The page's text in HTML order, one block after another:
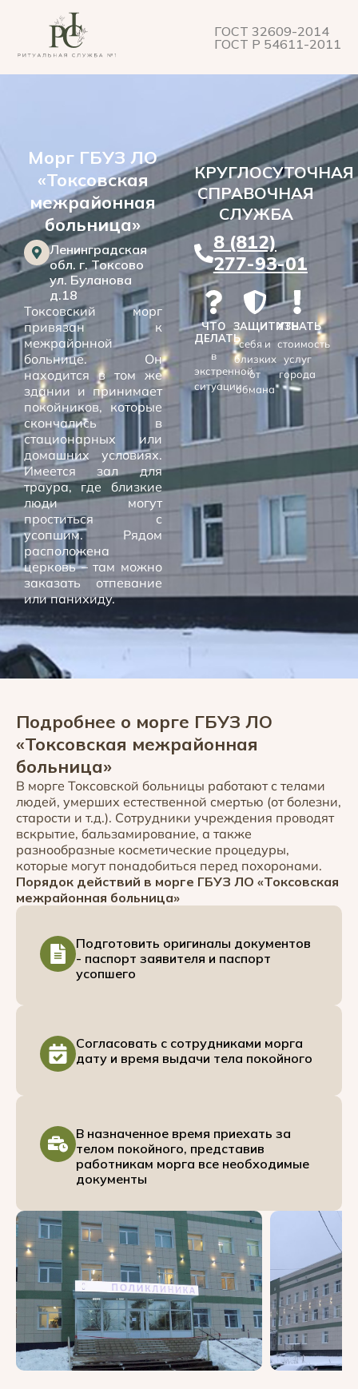
ГОСТ 32609-2014
ГОСТ Р 54611-2011
Морг ГБУЗ ЛО
«Токсовская
межрайонная
больница»
Ленинградская
обл. г. Токсово
ул. Буланова
д.18
Токсовский морг
привязан к
межрайонной
больнице. Он
находится в том же
здании и принимает
покойников, которые
скончались в
стационарных или
домашних условиях.
Имеется зал для
траура, где близкие
люди могут
проститься с
усопшим. Рядом
расположена
церковь – там можно
заказать отпевание
или панихиду.
КРУГЛОСУТОЧНАЯ
СПРАВОЧНАЯ
СЛУЖБА
8 (812)
277-93-01
ЧТО
ДЕЛАТЬ
в
экстренной
ситуации
ЗАЩИТИТЬ
себя и
близких
от
обмана
УЗНАТЬ
стоимость
услуг
города
Подробнее о морге ГБУЗ ЛО
«Токсовская межрайонная
больница»
В морге Токсовской больницы работают с телами
людей, умерших естественной смертью (от болезни,
старости и т.д.). Сотрудники учреждения проводят
вскрытие, бальзамирование, а также
разнообразные косметические процедуры,
которые могут понадобиться перед похоронами.
Порядок действий в морге ГБУЗ ЛО «Токсовская
межрайонная больница»
Подготовить оригиналы документов
- паспорт заявителя и паспорт
усопшего
Согласовать с сотрудниками морга
дату и время выдачи тела покойного
В назначенное время приехать за
телом покойного, представив
работникам морга все необходимые
документы